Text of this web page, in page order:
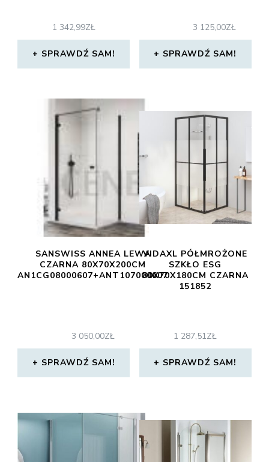
1 342,99ZŁ
SPRAWDŹ SAM!
3 125,00ZŁ
SPRAWDŹ SAM!
SANSWISS ANNEA LEWA
CZARNA 80X70X200CM
AN1CG08000607+ANT107000607
3 050,00ZŁ
SPRAWDŹ SAM!
VIDAXL PÓŁMROŻONE
SZKŁO ESG
80X70X180CM CZARNA
151852
1 287,51ZŁ
SPRAWDŹ SAM!